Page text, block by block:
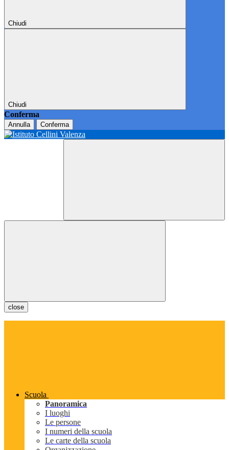
Chiudi
Chiudi
Conferma
Annulla Conferma
close
Scuola
Panoramica
I luoghi
Le persone
I numeri della scuola
Le carte della scuola